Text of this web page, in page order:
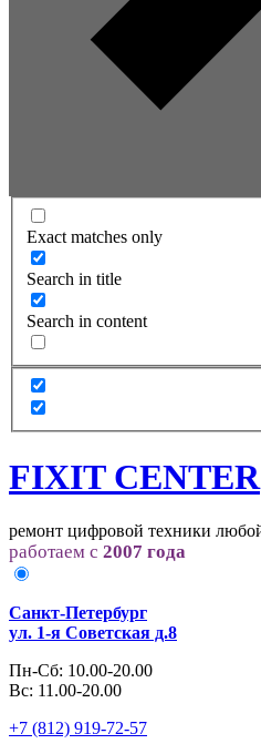
Exact matches only
Search in title
Search in content
FIXIT CENTER
ремонт цифровой техники
работаем с 2007 года
Санкт-Петербург
ул. 1-я Советская д.8
Пн-Сб: 10.00-20.00
Вс: 11.00-20.00
+7 (812) 919-72-57